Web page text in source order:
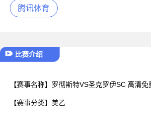
腾讯体育
比赛介绍
【赛事名称】 罗彻斯特VS圣克罗伊SC 高清免
【赛事分类】 美乙